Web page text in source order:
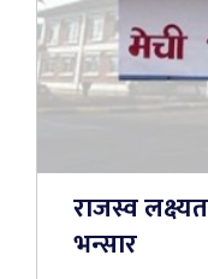
राजस्व
भन्सार